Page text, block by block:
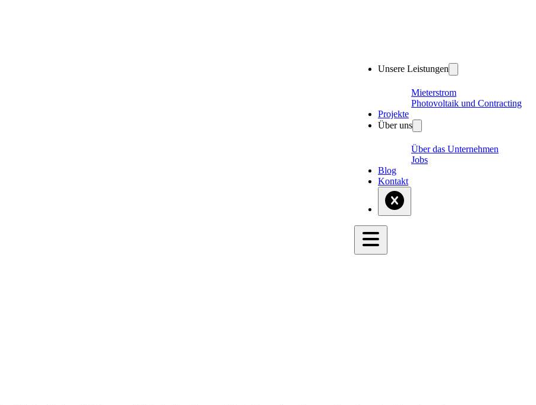
Unsere Leistungen
Mieterstrom
Photovoltaik und Contracting
Projekte
Über uns
Über das Unternehmen
Jobs
Blog
Kontakt